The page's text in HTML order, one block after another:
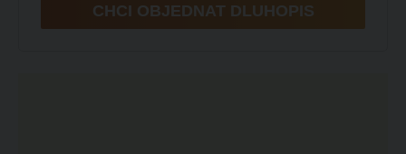
CHCI OBJEDNAT DLUHOPIS